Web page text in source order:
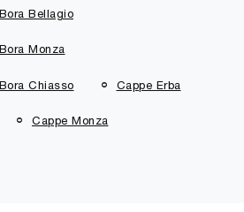
Bellagio
Monza
Chiasso Cappe Erba
Cappe Monza